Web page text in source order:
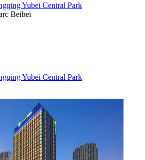
Yubei Central Park
Beibei
Yubei Central Park